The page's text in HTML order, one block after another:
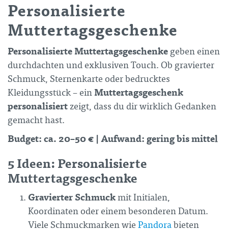
Personalisierte
Muttertagsgeschenke
Personalisierte Muttertagsgeschenke geben einen
durchdachten und exklusiven Touch. Ob gravierter
Schmuck, Sternenkarte oder bedrucktes
Kleidungsstück – ein Muttertagsgeschenk
personalisiert zeigt, dass du dir wirklich Gedanken
gemacht hast.
Budget: ca. 20–50 € | Aufwand: gering bis mittel
5 Ideen: Personalisierte
Muttertagsgeschenke
Gravierter Schmuckmit Initialen,
Koordinaten oder einem besonderen Datum.
Viele Schmuckmarken wie Pandorabieten